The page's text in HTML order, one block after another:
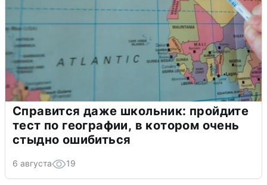
Справится даже школьник: пройдите
тест по географии, в котором очень
стыдно ошибиться
6 августа 19